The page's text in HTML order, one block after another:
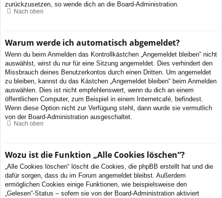
zurückzusetzen, so wende dich an die Board-Administration.
Nach oben
Warum werde ich automatisch abgemeldet?
Wenn du beim Anmelden das Kontrollkästchen „Angemeldet bleiben“ nicht
auswählst, wirst du nur für eine Sitzung angemeldet. Dies verhindert den
Missbrauch deines Benutzerkontos durch einen Dritten. Um angemeldet
zu bleiben, kannst du das Kästchen „Angemeldet bleiben“ beim Anmelden
auswählen. Dies ist nicht empfehlenswert, wenn du dich an einem
öffentlichen Computer, zum Beispiel in einem Internetcafé, befindest.
Wenn diese Option nicht zur Verfügung steht, dann wurde sie vermutlich
von der Board-Administration ausgeschaltet.
Nach oben
Wozu ist die Funktion „Alle Cookies löschen“?
„Alle Cookies löschen“ löscht die Cookies, die phpBB erstellt hat und die
dafür sorgen, dass du im Forum angemeldet bleibst. Außerdem
ermöglichen Cookies einige Funktionen, wie beispielsweise den
„Gelesen“-Status – sofern sie von der Board-Administration aktiviert